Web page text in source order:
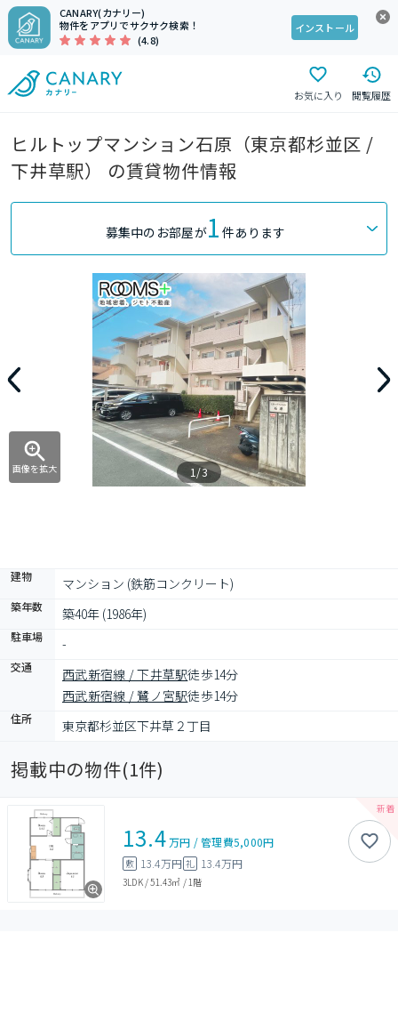
CANARY(カナリー)
物件をアプリでサクサク検索！
(4.8)
インストール
お気に入り 閲覧履歴
ヒルトップマンション石原（東京都杉並区 /
下井草駅） の賃貸物件情報
募集中のお部屋が1 件あります
画像を拡大 1/3
建物 マンション (鉄筋コンクリート)
築年数 築40年 (1986年)
駐車場 -
交通 西武新宿線 / 下井草駅徒歩14分
西武新宿線 / 鷺ノ宮駅徒歩14分
住所 東京都杉並区下井草２丁目
掲載中の物件(1件)
13.4万円 /管理費5,000円
敷 13.4万円 礼 13.4万円
3LDK/51.43㎡ / 1階